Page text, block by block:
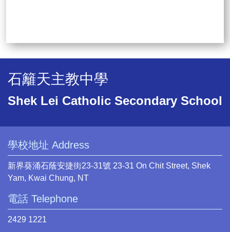
石籬天主教中學
Shek Lei Catholic Secondary School
學校地址 Address
新界葵涌石蔭安捷街23-31號 23-31 On Chit Street, Shek
Yam, Kwai Chung, NT
電話 Telephone
2429 1221